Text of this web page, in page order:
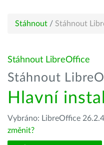
Stáhnout / Stáhnout
Stáhnout LibreOffice
Stáhnout
Hlavní
Vybráno: LibreOffice
změnit?